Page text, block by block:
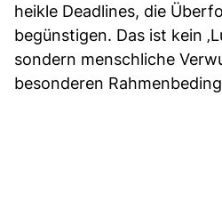
heikle Deadlines, die
begünstigen. Das ist kein
sondern menschliche
besonderen